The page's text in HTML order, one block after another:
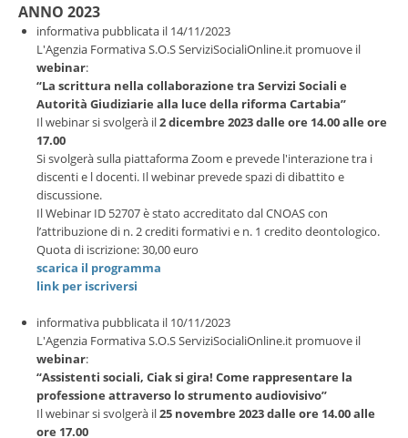
FAQ
ANNO 2023
informativa pubblicata il 14/11/2023
L'Agenzia Formativa S.O.S ServiziSocialiOnline.it promuove il
webinar:
“La scrittura nella collaborazione tra Servizi Sociali e
Autorità Giudiziarie alla luce della riforma Cartabia”
Il webinar si svolgerà il2 dicembre 2023 dalle ore 14.00 alle ore
17.00
Si svolgerà sulla piattaforma Zoom e prevede l'interazione tra i
discenti e l docenti. Il webinar prevede spazi di dibattito e
discussione.
Il Webinar ID 52707 è stato accreditato dal CNOAS con
l’attribuzione di n. 2 crediti formativi e n. 1 credito deontologico.
Quota di iscrizione: 30,00 euro
scarica il programma
link per iscriversi
informativa pubblicata il 10/11/2023
L'Agenzia Formativa S.O.S ServiziSocialiOnline.it promuove il
webinar:
“Assistenti sociali, Ciak si gira! Come rappresentare la
professione attraverso lo strumento audiovisivo”
Il webinar si svolgerà il25 novembre 2023 dalle ore 14.00 alle
ore 17.00